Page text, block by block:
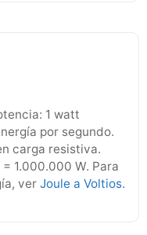
1 watt
por segundo.
carga resistiva.
1.000.000 W. Para
ver Joule a Voltios.